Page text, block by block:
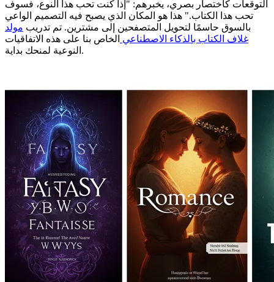
التوقعات كاختصار بصري، يخبرهم: "إذا كنت تحب هذا النوع، فسوف
تحب هذا الكتاب." هذا هو المكان الذي يصبح فيه التصميم الواعي
بالسوق حاسمًا لتحويل المتصفحين إلى مشترين. تم تدريب مولد
غلاف الكتاب بالذكاء الاصطناعي الخاص بنا على هذه الاتفاقيات
النوعية لمنحك بداية.